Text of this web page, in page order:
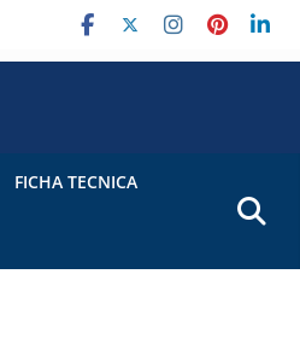
FICHA TECNICA